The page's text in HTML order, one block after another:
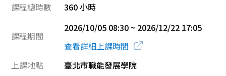
課程總時數
360 小時
課程期間
2026/10/05 08:30 ~ 2026/12/22 17:05
查看詳細上課時間
上課地點
臺北市職能發展學院